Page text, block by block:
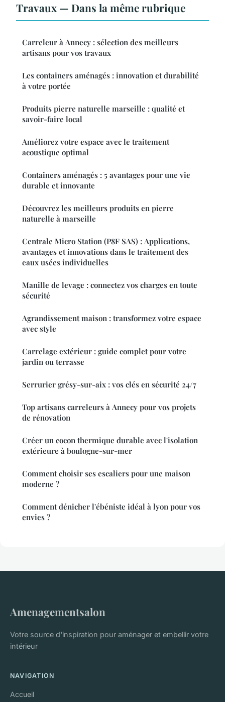
Travaux — Dans la même rubrique
Carreleur à Annecy : sélection des meilleurs
artisans pour vos travaux
Les containers aménagés : innovation et durabilité
à votre portée
Produits pierre naturelle marseille : qualité et
savoir-faire local
Améliorez votre espace avec le traitement
acoustique optimal
Containers aménagés : 5 avantages pour une vie
durable et innovante
Découvrez les meilleurs produits en pierre
naturelle à marseille
Centrale Micro Station (P8F SAS) : Applications,
avantages et innovations dans le traitement des
eaux usées individuelles
Manille de levage : connectez vos charges en toute
sécurité
Agrandissement maison : transformez votre espace
avec style
Carrelage extérieur : guide complet pour votre
jardin ou terrasse
Serrurier grésy-sur-aix : vos clés en sécurité 24/7
Top artisans carreleurs à Annecy pour vos projets
de rénovation
Créer un cocon thermique durable avec l'isolation
extérieure à boulogne-sur-mer
Comment choisir ses escaliers pour une maison
moderne ?
Comment dénicher l'ébéniste idéal à lyon pour vos
envies ?
Amenagementsalon
Votre source d'inspiration pour aménager et embellir votre
intérieur
NAVIGATION
Accueil